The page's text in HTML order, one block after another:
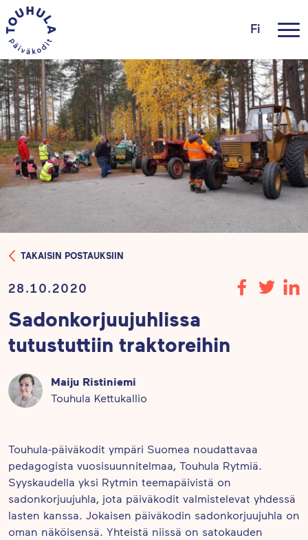
Fi
TAKAISIN POSTAUKSIIN
28.10.2020
Sadonkorjuujuhlissa
tutustuttiin traktoreihin
Maiju Ristiniemi
Touhula Kettukallio
Touhula-päiväkodit ympäri Suomea noudattavaa
pedagogista vuosisuunnitelmaa, Touhula Rytmiä.
Syyskaudella yksi Rytmin teemapäivistä on
sadonkorjuujuhla, jota päiväkodit valmistelevat yhdessä
lasten kanssa. Jokaisen päiväkodin sadonkorjuujuhla on
oman näköisensä. Yhteistä niissä on satokauden